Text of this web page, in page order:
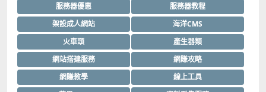
服務器優惠
服務器教程
架設成人網站
海洋CMS
火車頭
產生器類
網站搭建服務
網賺攻略
網賺教學
線上工具